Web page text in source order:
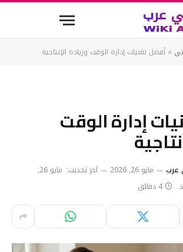
» أفضل تقنيات إدارة الوقت وزيادة الإنتاجية
إدارة الوقت
عرب مايو 26, 2026 آخر تحديث:
مايو 26,
4 دقائق